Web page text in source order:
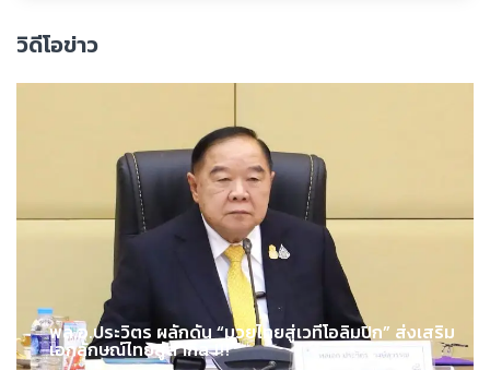
วิดีโอข่าว
พล.อ.ประวิตร ผลักดัน “มวยไทยสู่เวทีโอลิมปิก” ส่งเสริม
เอกลักษณ์ไทยสู่สากล !!!